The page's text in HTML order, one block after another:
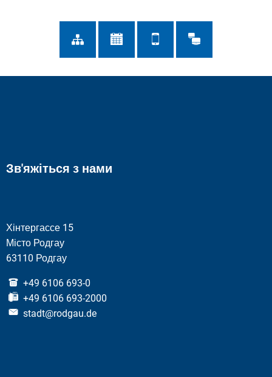
Зв'яжіться з нами
Хінтергассе 15
Місто Родгау
63110 Родгау
+49 6106 693-0
+49 6106 693-2000
stadt@rodgau.de